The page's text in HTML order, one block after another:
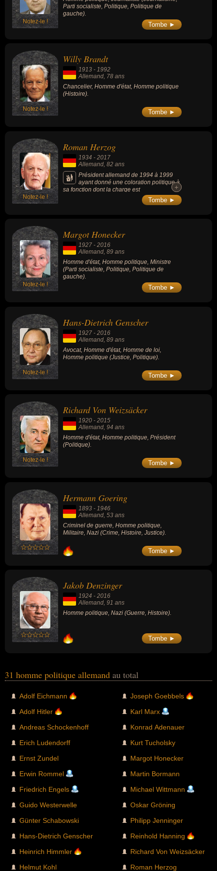
profondément attachée au mark). Proche de
François Mitterrand, il favorise l'entente
franco-allemande, comme lors du 22
septembre 1984, où il apparaît main dans la
Notez-le !
Parti socialiste, Politique, Politique de
gauche).
Tombe ►
Notez-le !
Willy Brandt
1913 - 1992
Allemand, 78 ans
Chancelier, Homme d'état, Homme politique
(Histoire).
Tombe ►
Notez-le !
Roman Herzog
1934 - 2017
Allemand , 82 ans
Président allemand de 1994 à 1999
ayant donné une coloration politique à
sa fonction dont la charge est
traditionnellement honorifique.
+
+
Tombe ►
Notez-le !
Margot Honecker
1927 - 2016
Allemand, 89 ans
Homme d'état, Homme politique, Ministre
(Parti socialiste, Politique, Politique de
gauche).
Tombe ►
Notez-le !
Hans-Dietrich Genscher
1927 - 2016
Allemand , 89 ans
Avocat, Homme d'état, Homme de loi,
Homme politique (Justice, Politique).
Tombe ►
Notez-le !
Richard Von Weizsäcker
1920 - 2015
Allemand, 94 ans
Homme d'état, Homme politique, Président
(Politique).
Tombe ►
Hermann Goering
1893 - 1946
Allemand, 53 ans
Criminel de guerre, Homme politique,
Militaire, Nazi (Crime, Histoire, Justice).
Tombe ►
Jakob Denzinger
1924 - 2016
Allemand, 91 ans
Homme politique, Nazi (Guerre, Histoire).
Tombe ►
31 homme politique allemand au total
Adolf Eichmann
Adolf Hitler
Andreas Schockenhoff
Erich Ludendorff
Ernst Zundel
Erwin Rommel
Friedrich Engels
Guido Westerwelle
Günter Schabowski
Hans-Dietrich Genscher
Heinrich Himmler
Helmut Kohl
Joseph Goebbels
Karl Marx
Konrad Adenauer
Kurt Tucholsky
Margot Honecker
Martin Bormann
Michael Wittmann
Oskar Gröning
Philipp Jenninger
Reinhold Hanning
Richard Von Weizsäcker
Roman Herzog